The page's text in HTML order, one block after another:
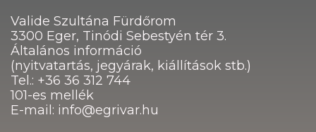
Valide Szultána Fürdőrom
3300 Eger, Tinódi Sebestyén tér 3.
Általános információ
(nyitvatartás, jegyárak, kiállítások stb.)
Tel.: +36 36 312 744
101-es mellék
E-mail: info@egrivar.hu